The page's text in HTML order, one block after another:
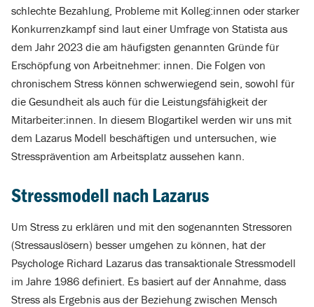
schlechte Bezahlung, Probleme mit Kolleg:innen oder starker
Konkurrenzkampf sind laut einer Umfrage von Statista aus
dem Jahr 2023 die am häufigsten genannten Gründe für
Erschöpfung von Arbeitnehmer: innen. Die Folgen von
chronischem Stress können schwerwiegend sein, sowohl für
die Gesundheit als auch für die Leistungsfähigkeit der
Mitarbeiter:innen. In diesem Blogartikel werden wir uns mit
dem Lazarus Modell beschäftigen und untersuchen, wie
Stressprävention am Arbeitsplatz aussehen kann.
Stressmodell nach Lazarus
Um Stress zu erklären und mit den sogenannten Stressoren
(Stressauslösern) besser umgehen zu können, hat der
Psychologe Richard Lazarus das transaktionale Stressmodell
im Jahre 1986 definiert. Es basiert auf der Annahme, dass
Stress als Ergebnis aus der Beziehung zwischen Mensch